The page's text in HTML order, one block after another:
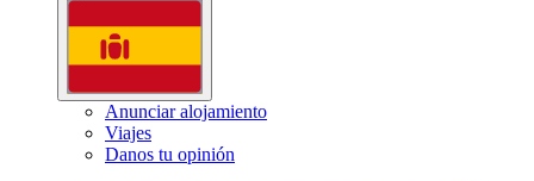
Anunciar alojamiento
Viajes
Danos tu opinión